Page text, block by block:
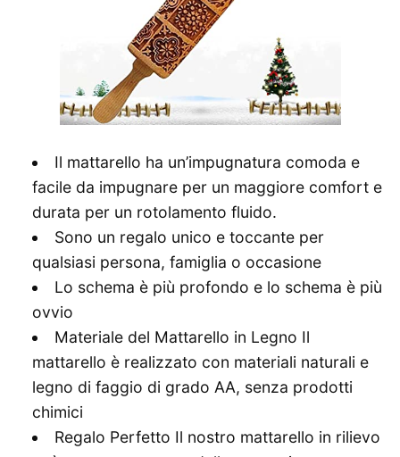
Il mattarello ha un’impugnatura comoda e
facile da impugnare per un maggiore comfort e
durata per un rotolamento fluido.
Sono un regalo unico e toccante per
qualsiasi persona, famiglia o occasione
Lo schema è più profondo e lo schema è più
ovvio
Materiale del Mattarello in Legno Il
mattarello è realizzato con materiali naturali e
legno di faggio di grado AA, senza prodotti
chimici
Regalo Perfetto Il nostro mattarello in rilievo